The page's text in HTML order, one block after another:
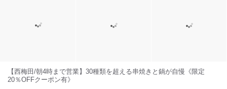
【西梅田/朝4時まで営業】30種類を超える串焼きと鍋が自慢《限定
20％OFFクーポン有》